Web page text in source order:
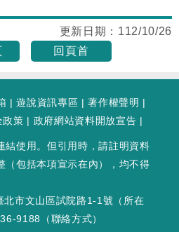
更新日期： 112/10/26
回頁首
|遊說資訊專區 |著作權聲明 |
政策 | 政府網站資料開放宣告 |
結使用。但引用時，請註明資料
（包括本項宣示在內），均不得
市文山區試院路1-1號（ 所在
9188（聯絡方式）